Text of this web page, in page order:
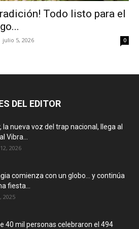
Todo listo para el
julio 5, 2026 0
DEL EDITOR
la nueva voz del trap nacional, llega al
Vibra...
2026
comienza con un globo… y continúa
fiesta...
2025
40 mil personas celebraron el 494